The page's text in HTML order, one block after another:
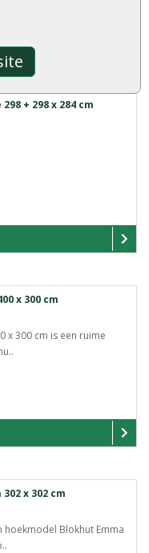
+ 298 x 284 cm
x 300 cm
x 300 cm is een ruime
x 302 cm
hoekmodel Blokhut Emma